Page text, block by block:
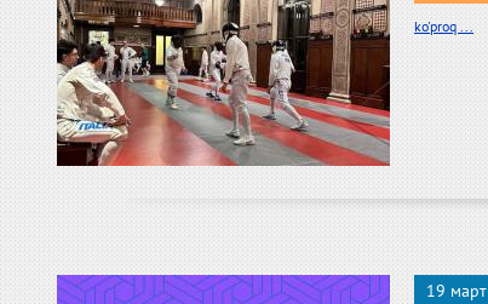
ko'proq ...
19 март